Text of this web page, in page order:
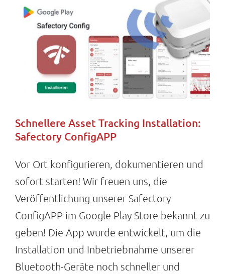
Schnellere Asset Tracking Installation:
Safectory ConfigAPP
Vor Ort konfigurieren, dokumentieren und
sofort starten! Wir freuen uns, die
Veröffentlichung unserer Safectory
ConfigAPP im Google Play Store bekannt zu
geben! Die App wurde entwickelt, um die
Installation und Inbetriebnahme unserer
Bluetooth-Geräte noch schneller und